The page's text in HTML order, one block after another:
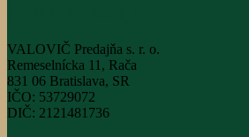
VALOVIČ Predajňa s. r. o.
Remeselnícka 11, Rača
831 06 Bratislava, SR
IČO: 53729072
DIČ: 2121481736